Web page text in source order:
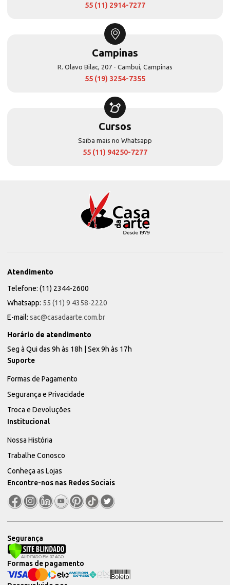
55 (11) 2914-7277
Campinas
R. Olavo Bilac, 207 - Cambuí, Campinas
55 (19) 3254-7355
Cursos
Saiba mais no Whatsapp
55 (11) 94250-7277
Atendimento
Telefone: (11) 2344-2600
Whatsapp: 55 (11) 9 4358-2220
E-mail: sac@casadaarte.com.br
Horário de atendimento
Seg à Qui das 9h às 18h | Sex 9h às 17h
Suporte
Formas de Pagamento
Segurança e Privacidade
Troca e Devoluções
Institucional
Nossa História
Trabalhe Conosco
Conheça as Lojas
Encontre-nos nas Redes Sociais
Segurança
Formas de pagamento